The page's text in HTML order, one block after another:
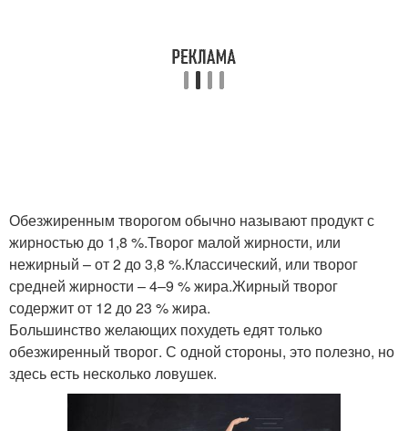
Обезжиренным творогом обычно называют продукт с
жирностью до 1,8 %.Творог малой жирности, или
нежирный – от 2 до 3,8 %.Классический, или творог
средней жирности – 4–9 % жира.Жирный творог
содержит от 12 до 23 % жира.
Большинство желающих похудеть едят только
обезжиренный творог. С одной стороны, это полезно, но
здесь есть несколько ловушек.